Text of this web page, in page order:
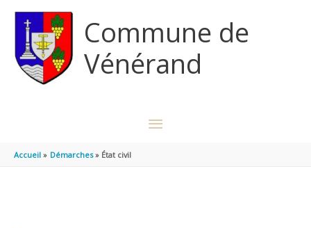
Commune de
Vénérand
MENU
Accueil Démarches État civil